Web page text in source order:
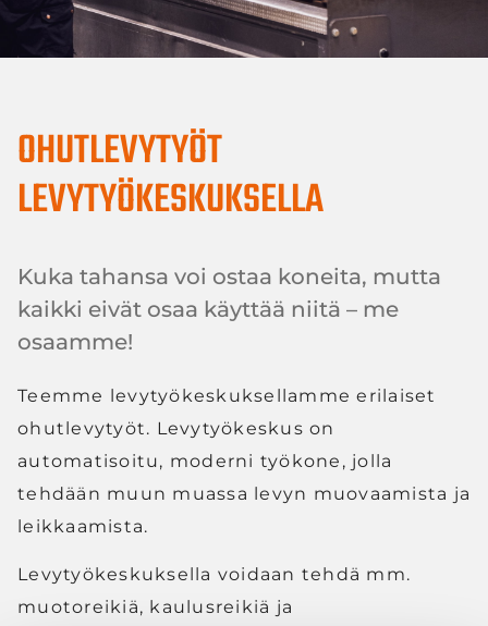
OHUTLEVYTYÖT
LEVYTYÖKESKUKSELLA
Kuka tahansa voi ostaa koneita, mutta
kaikki eivät osaa käyttää niitä – me
osaamme!
Teemme levytyökeskuksellamme erilaiset
ohutlevytyöt. Levytyökeskus on
automatisoitu, moderni työkone, jolla
tehdään muun muassa levyn muovaamista ja
leikkaamista.
Levytyökeskuksella voidaan tehdä mm.
muotoreikiä, kaulusreikiä ja